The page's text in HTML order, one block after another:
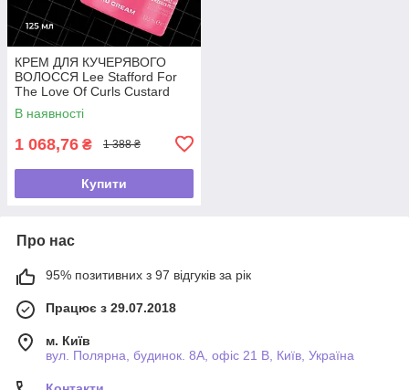
КРЕМ ДЛЯ КУЧЕРЯВОГО
ВОЛОССЯ Lee Stafford For
The Love Of Curls Custard
Cream,125мл
В наявності
1 068,76 ₴ 1 388 ₴
Купити
Про нас
95% позитивних з 97 відгуків за рік
Працює з 29.07.2018
м. Київ
вул. Полярна, будинок. 8А, офіс 21 В, Київ, Україна